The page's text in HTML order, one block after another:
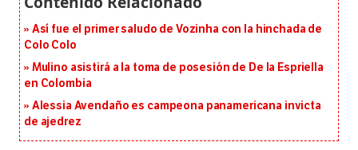
Así fue el primer saludo de Vozinha con la hinchada de
Colo Colo
Mulino asistirá a la toma de posesión de De la Espriella
en Colombia
Alessia Avendaño es campeona panamericana invicta
de ajedrez